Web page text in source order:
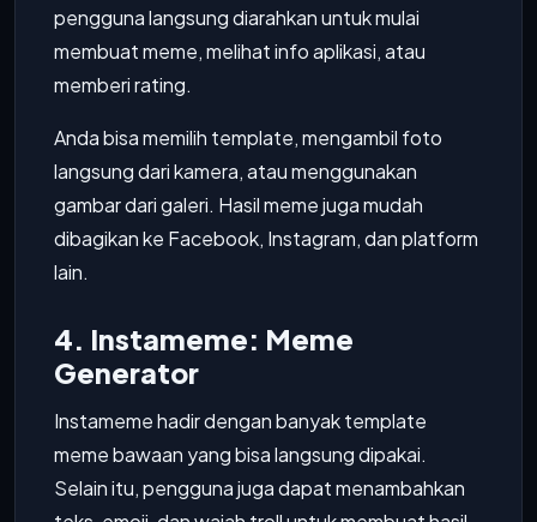
pengguna langsung diarahkan untuk mulai
membuat meme, melihat info aplikasi, atau
memberi rating.
Anda bisa memilih template, mengambil foto
langsung dari kamera, atau menggunakan
gambar dari galeri. Hasil meme juga mudah
dibagikan ke Facebook, Instagram, dan platform
lain.
4. Instameme: Meme
Generator
Instameme hadir dengan banyak template
meme bawaan yang bisa langsung dipakai.
Selain itu, pengguna juga dapat menambahkan